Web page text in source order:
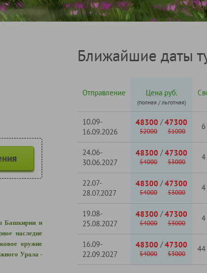
Башкирии и
наследие
оружие
Урала -
Ближайшие даты
Отправление Цена руб.
(полная / льготная)
10.09-
16.09.2026
48300 /47300
52000 51000
6
24.06-
30.06.2027
48300 /47300
54000 53000
4
22.07-
28.07.2027
48300 /47300
54000 53000
4
19.08-
25.08.2027
48300 /47300
54000 53000
4
16.09-
22.09.2027
48300 /47300
54000 53000
44